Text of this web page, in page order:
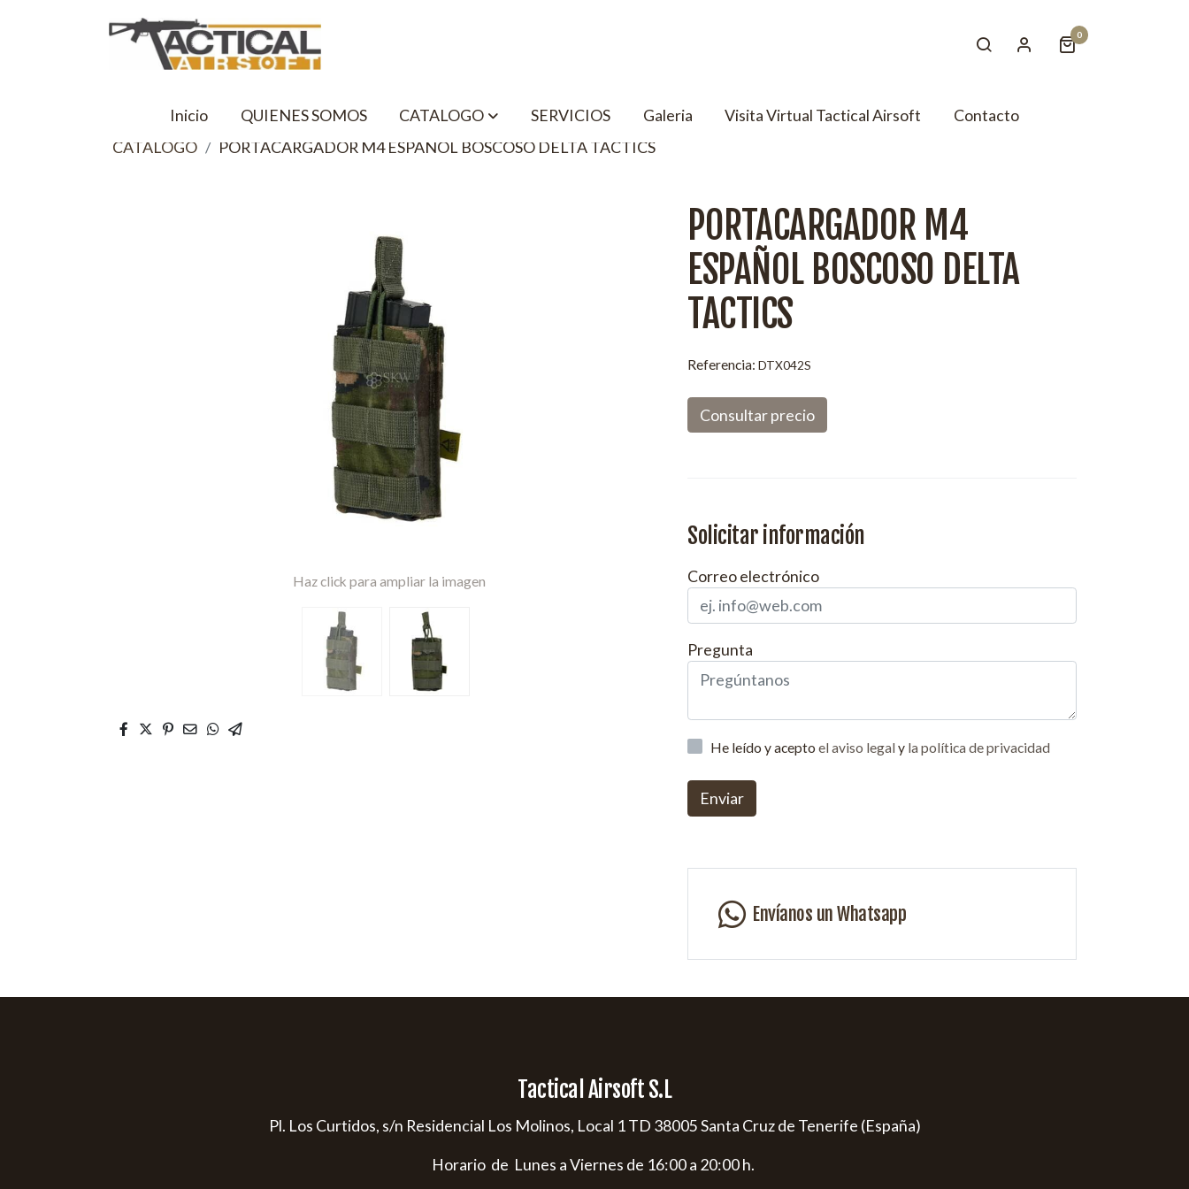
0
Inicio QUIENES SOMOS CATALOGO SERVICIOS Galeria Visita Virtual Tactical Airsoft
Contacto
CATALOGO
PORTACARGADOR M4 ESPAÑOL BOSCOSO DELTA TACTICS
Haz click para ampliar la imagen
PORTACARGADOR M4
ESPAÑOL BOSCOSO DELTA
TACTICS
Referencia:DTX042S
Consultar precio
Solicitar información
Correo electrónico
Pregunta
He leído y acepto el aviso legal y la política de privacidad
Enviar
Envíanos un Whatsapp
Tactical Airsoft S.L
Pl. Los Curtidos, s/n Residencial Los Molinos, Local 1 TD 38005 Santa Cruz de Tenerife (España)
Horario de Lunes a Viernes de 16:00 a 20:00 h.